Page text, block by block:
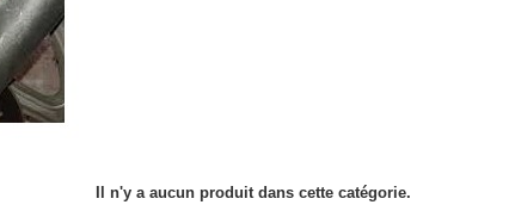
Il n'y a aucun produit dans cette catégorie.